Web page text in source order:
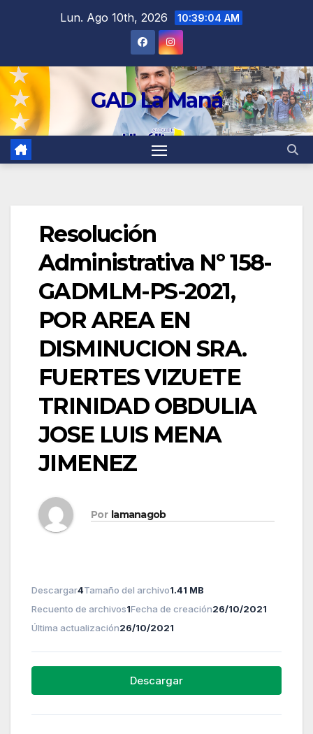
Lun. Ago 10th, 2026 10:39:04 AM
GAD La Maná
Resolución
Administrativa Nº 158-
GADMLM-PS-2021,
POR AREA EN
DISMINUCION SRA.
FUERTES VIZUETE
TRINIDAD OBDULIA
JOSE LUIS MENA
JIMENEZ
Por lamanagob
Descargar4Tamaño del archivo1.41 MB
Recuento de archivos1Fecha de creación26/10/2021
Última actualización26/10/2021
Descargar